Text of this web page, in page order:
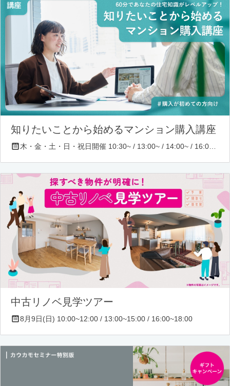
知りたいことから始めるマンション購入講座
中古リノベ見学ツアー
8月9日(日) 10:00~12:00 / 13:00~15:00 / 16:00~18:00